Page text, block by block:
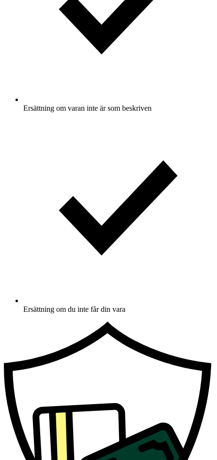
Ersättning om varan inte är som beskriven
Ersättning om du inte får din vara